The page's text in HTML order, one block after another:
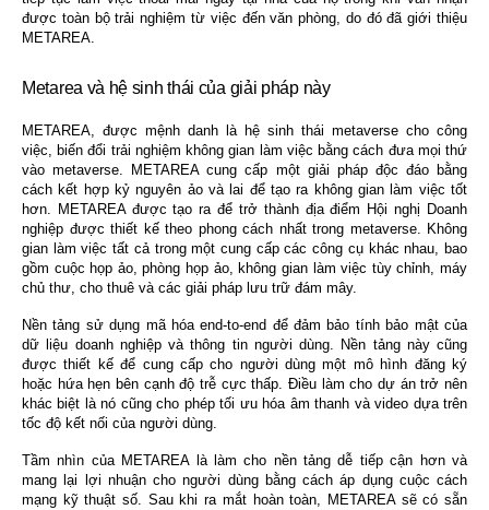
được toàn bộ trải nghiệm từ việc đến văn phòng, do đó đã giới thiệu
METAREA.
Metarea và hệ sinh thái của giải pháp này
METAREA, được mệnh danh là hệ sinh thái metaverse cho công
việc, biến đổi trải nghiệm không gian làm việc bằng cách đưa mọi thứ
vào metaverse. METAREA cung cấp một giải pháp độc đáo bằng
cách kết hợp kỷ nguyên ảo và lai để tạo ra không gian làm việc tốt
hơn. METAREA được tạo ra để trở thành địa điểm Hội nghị Doanh
nghiệp được thiết kế theo phong cách nhất trong metaverse. Không
gian làm việc tất cả trong một cung cấp các công cụ khác nhau, bao
gồm cuộc họp ảo, phòng họp ảo, không gian làm việc tùy chỉnh, máy
chủ thư, cho thuê và các giải pháp lưu trữ đám mây.
Nền tảng sử dụng mã hóa end-to-end để đảm bảo tính bảo mật của
dữ liệu doanh nghiệp và thông tin người dùng. Nền tảng này cũng
được thiết kế để cung cấp cho người dùng một mô hình đăng ký
hoặc hứa hẹn bên cạnh độ trễ cực thấp. Điều làm cho dự án trở nên
khác biệt là nó cũng cho phép tối ưu hóa âm thanh và video dựa trên
tốc độ kết nối của người dùng.
Tầm nhìn của METAREA là làm cho nền tảng dễ tiếp cận hơn và
mang lại lợi nhuận cho người dùng bằng cách áp dụng cuộc cách
mạng kỹ thuật số. Sau khi ra mắt hoàn toàn, METAREA sẽ có sẵn